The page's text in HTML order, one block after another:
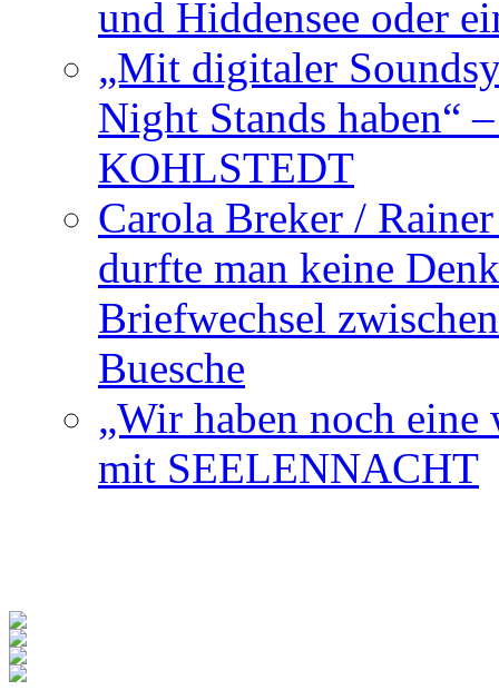
und Hiddensee oder
„Mit digitaler
Night Stands haben“
KOHLSTEDT
Carola Breker /
durfte man keine
Briefwechsel
Buesche
„Wir haben noch
mit SEELENNACHT